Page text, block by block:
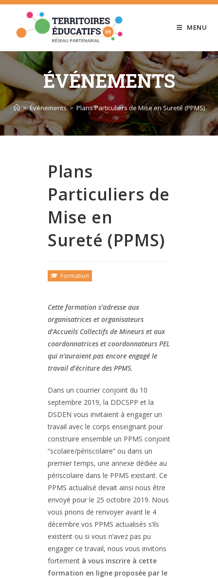
Skip
content
MENU
ÉVÉNEMENTS
> Événements > Plans Particuliers de Mise en Sureté (PPMS)
Plans
Particuliers de
Mise en
Sureté (PPMS)
Formation
Cette formation s’adresse aux
organisatrices et organisateurs
d’Accueils Collectifs de Mineurs et aux
coordonnatrices et coordonnateurs PEL
qui n’auraient pas encore engagé le
travail d’écriture des PPMS.
Dans un courrier conjoint du 10
septembre 2019, la DDCSPP et la
DSDEN vous invitaient à engager un
travail avec le corps enseignant pour
construire ensemble un PPMS conjoint
“scolaire/périscolaire” ou dans un
premier temps, une annexe dédiée au
périscolaire dans le PPMS existant. Ce
PPMS actualisé devait ainsi nous être
envoyé pour le 25 octobre 2019. Nous
vous prions de renvoyer avant le 4
décembre vos PPMS actualisés s’ils
existent ou si vous n’avez pas pu
engager ce travail, nous vous invitons
fortement à vous inscrire à cette
formation en ligne proposée par le